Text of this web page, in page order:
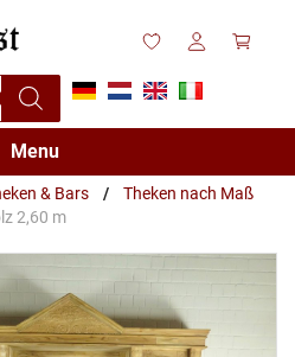
Menu
& Bars /
Theken nach Maß
2,60 m